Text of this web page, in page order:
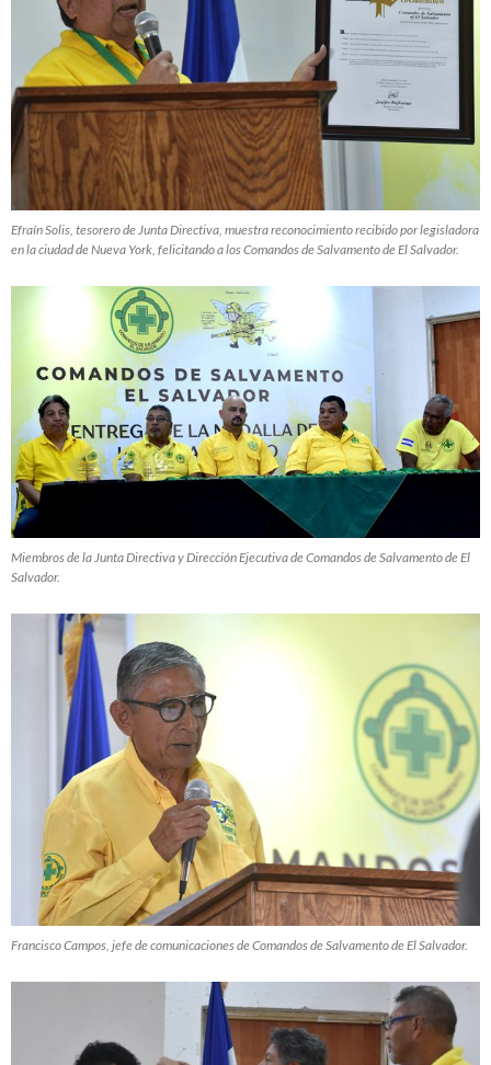
Efraín Solis, tesorero de Junta Directiva, muestra reconocimiento recibido por legisladora
en la ciudad de Nueva York, felicitando a los Comandos de Salvamento de El Salvador.
Miembros de la Junta Directiva y Dirección Ejecutiva de Comandos de Salvamento de El
Salvador.
Francisco Campos, jefe de comunicaciones de Comandos de Salvamento de El Salvador.